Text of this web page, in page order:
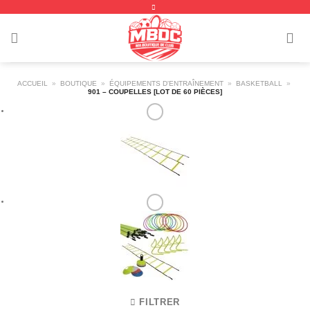
contenu
ACCUEIL » BOUTIQUE » ÉQUIPEMENTS D'ENTRAÎNEMENT » BASKETBALL
»
901 – COUPELLES [LOT DE 60 PIÈCES]
FILTRER